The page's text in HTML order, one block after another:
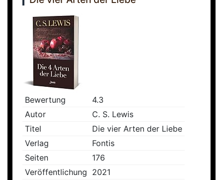
Bewertung
4.3
Autor
C. S. Lewis
Titel
Die vier Arten der Liebe
Verlag
Fontis
Seiten
176
Veröffentlichung 2021